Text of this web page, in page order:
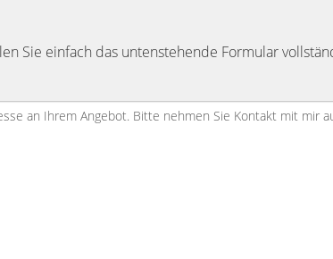
Sie einfach das untenstehende Formular